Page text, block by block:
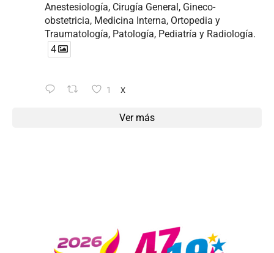
Anestesiología, Cirugía General, Gineco-
obstetricia, Medicina Interna, Ortopedia y
Traumatología, Patología, Pediatría y Radiología.
4
1 X
Ver más